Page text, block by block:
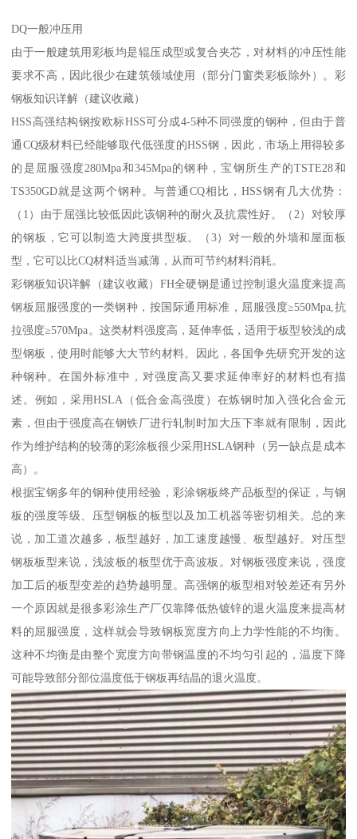
DQ一般冲压用
由于一般建筑用彩板均是辊压成型或复合夹芯，对材料的冲压性能
要求不高，因此很少在建筑领域使用（部分门窗类彩板除外）。彩
钢板知识详解（建议收藏）
HSS高强结构钢按欧标HSS可分成4-5种不同强度的钢种，但由于普
通CQ级材料已经能够取代低强度的HSS钢，因此，市场上用得较多
的是屈服强度280Mpa和345Mpa的钢种，宝钢所生产的TSTE28和
TS350GD就是这两个钢种。与普通CQ相比，HSS钢有几大优势：
（1）由于屈强比较低因此该钢种的耐火及抗震性好。（2）对较厚
的钢板，它可以制造大跨度拱型板。（3）对一般的外墙和屋面板
型，它可以比CQ材料适当减薄，从而可节约材料消耗。
彩钢板知识详解（建议收藏）FH全硬钢是通过控制退火温度来提高
钢板屈服强度的一类钢种，按国际通用标准，屈服强度≥550Mpa,抗
拉强度≥570Mpa。这类材料强度高，延伸率低，适用于板型较浅的成
型钢板，使用时能够大大节约材料。因此，各国争先研究开发的这
种钢种。在国外标准中，对强度高又要求延伸率好的材料也有描
述。例如，采用HSLA（低合金高强度）在炼钢时加入强化合金元
素，但由于强度高在钢铁厂进行轧制时加大压下率就有限制，因此
作为维护结构的较薄的彩涂板很少采用HSLA钢种（另一缺点是成本
高）。
根据宝钢多年的钢种使用经验，彩涂钢板终产品板型的保证，与钢
板的强度等级、压型钢板的板型以及加工机器等密切相关。总的来
说，加工道次越多，板型越好，加工速度越慢、板型越好。对压型
钢板板型来说，浅波板的板型优于高波板。对钢板强度来说，强度
加工后的板型变差的趋势越明显。高强钢的板型相对较差还有另外
一个原因就是很多彩涂生产厂仅靠降低热镀锌的退火温度来提高材
料的屈服强度，这样就会导致钢板宽度方向上力学性能的不均衡。
这种不均衡是由整个宽度方向带钢温度的不均匀引起的，温度下降
可能导致部分部位温度低于钢板再结晶的退火温度。